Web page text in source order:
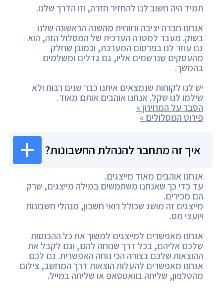
תמיד היה חשוב לנו להחזיר חזרה, וזו הדרך שלנו.
אנחנו חברה יציבה ורווחית מהשנה הראשונה שלנו
בשוק. מעבר למטרה הערכית של המסלול הזה, הוא
גם עוזר לנו בפרסום המערכת, וכמובן שחלק
מהעסקים שנרשמים אליו, גם גדלים ומשלמים
בהמשך.
יש לנו לקוחות שנמצאים איתנו כבר שנים רבות ולא
שילמו לנו שקל. אנחנו אוהבים אותם מאוד.
הסבר על המחירון »
פירוט המסלולים »
איך זה מתחבר להנהלת החשבונות?
אנחנו אוהבים מאוד מייצגים.
עד כדי כך שאנחנו משתמשים במילה מייצגים, שרק
הם מכירים.
מייצגים זה מושג שכולל רואי חשבון, מנהלי חשבונות
ויועצי מס.
אנחנו מאפשרים למייצגים למשוך את כל ההכנסות
שלכם אליהם, בכל דרך שנוחה להם, וגם לקבל את
ההוצאות שלכם בצורה הכי נוחה האפשרית. גם לכם
אנחנו מאפשרים להעלות הוצאות דרך המחשב, צילום
מהטלפון, שליחה בוואטסאפ או שליחה במייל.